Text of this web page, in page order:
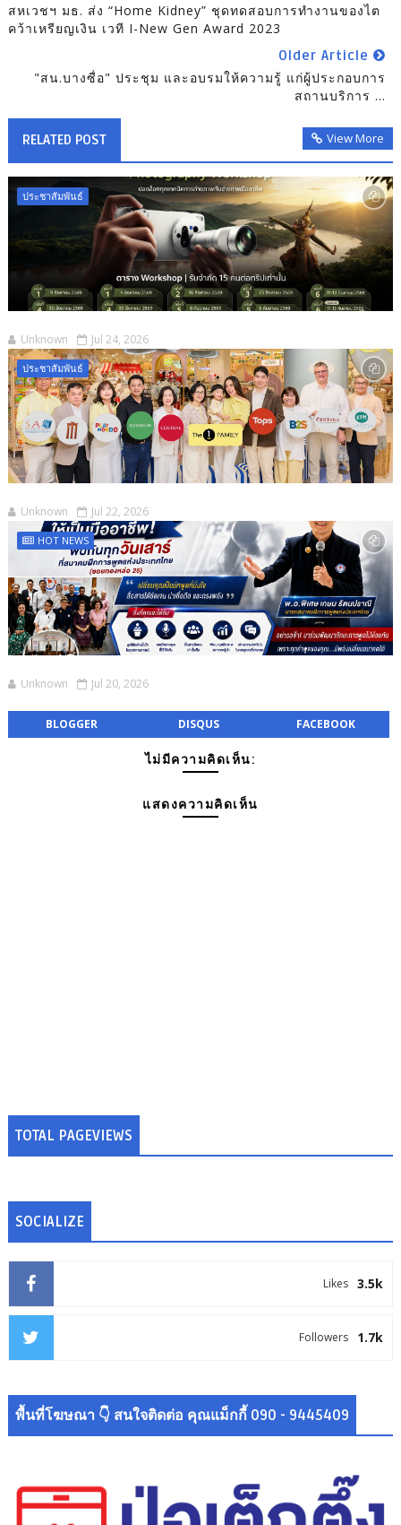
สหเวชฯ มธ. ส่ง “Home Kidney” ชุดทดสอบการทำงานของไต
คว้าเหรียญเงิน เวที I-New Gen Award 2023
Older Article
"สน.บางซื่อ" ประชุม และอบรมให้ความรู้ แก่ผู้ประกอบการ
สถานบริการ ...
RELATED POST View More
ประชาสัมพันธ์
Unknown Jul 24, 2026
ประชาสัมพันธ์
Unknown Jul 22, 2026
HOT NEWS
Unknown Jul 20, 2026
BLOGGER DISQUS FACEBOOK
ไม่มีความคิดเห็น:
แสดงความคิดเห็น
TOTAL PAGEVIEWS
SOCIALIZE
3.5k
Likes
1.7k
Followers
พื้นที่โฆษณา 👇 สนใจติดต่อ คุณแม็กกี้ 090 - 9445409